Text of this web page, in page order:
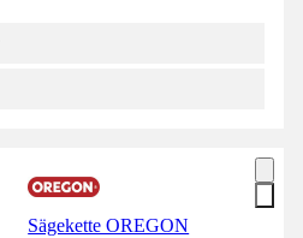
Sägekette OREGON